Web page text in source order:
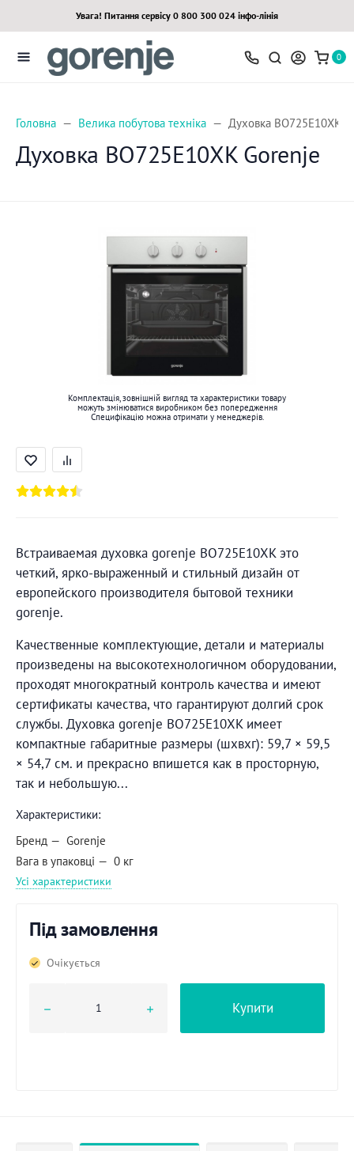
Увага! Питання сервісу 0 800 300 024 інфо-лінія
0
Головна Велика побутова техніка Духовка BO725E10XK
Духовка BO725E10XK Gorenje
Комплектація, зовнішній вигляд та характеристики товару
можуть змінюватися виробником без попередження
Специфікацію можна отримати у менеджерів.
Встраиваемая духовка gorenje BO725E10XK это
четкий, ярко-выраженный и стильный дизайн от
европейского производителя бытовой техники
gorenje.
Качественные комплектующие, детали и материалы
произведены на высокотехнологичном оборудовании,
проходят многократный контроль качества и имеют
сертификаты качества, что гарантируют долгий срок
службы. Духовка gorenje BO725E10XK имеет
компактные габаритные размеры (шхвхг): 59,7 × 59,5
× 54,7 см. и прекрасно впишется как в просторную,
так и небольшую...
Характеристики:
Бренд
Gorenje
Вага в упаковці
0 кг
Усі характеристики
Під замовлення
Очікується
Купити